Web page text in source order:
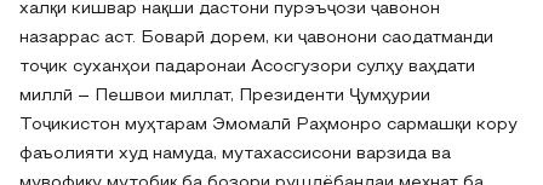
халқи кишвар нақши дастони пурэъҷози ҷавонон
назаррас аст. Боварӣ дорем, ки ҷавонони саодатманди
тоҷик суханҳои падаронаи Асосгузори сулҳу ваҳдати
миллӣ – Пешвои миллат, Президенти Ҷумҳурии
Тоҷикистон муҳтарам Эмомалӣ Раҳмонро сармашқи кору
фаъолияти худ намуда, мутахассисони варзида ва